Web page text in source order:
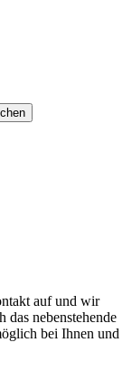
auf und wir
das nebenstehende
bei Ihnen und